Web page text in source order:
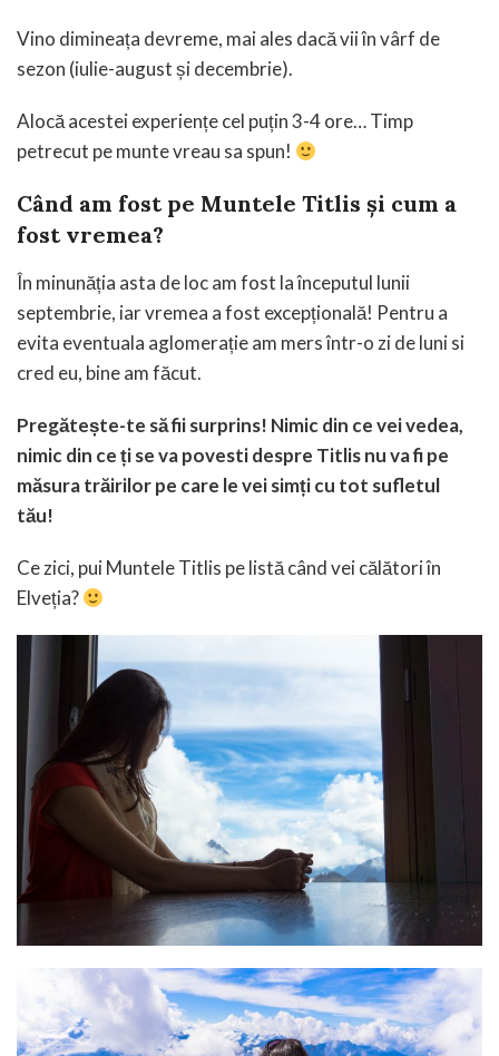
Vino dimineața devreme, mai ales dacă vii în vârf de
sezon (iulie-august și decembrie).
Alocă acestei experiențe cel puțin 3-4 ore… Timp
petrecut pe munte vreau sa spun!
Când am fost pe Muntele Titlis și cum a
fost vremea?
În minunăția asta de loc am fost la începutul lunii
septembrie, iar vremea a fost excepțională! Pentru a
evita eventuala aglomerație am mers într-o zi de luni si
cred eu, bine am făcut.
Pregătește-te să fii surprins! Nimic din ce vei vedea,
nimic din ce ți se va povesti despre Titlis nu va fi pe
măsura trăirilor pe care le vei simți cu tot sufletul
tău!
Ce zici, pui Muntele Titlis pe listă când vei călători în
Elveția?